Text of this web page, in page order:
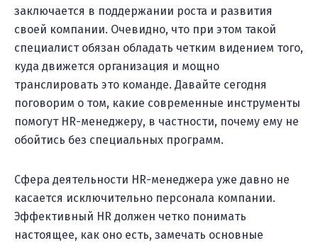
заключается в поддержании роста и развития
своей компании. Очевидно, что при этом такой
специалист обязан обладать четким видением того,
куда движется организация и мощно
транслировать это команде. Давайте сегодня
поговорим о том, какие современные инструменты
помогут HR-менеджеру, в частности, почему ему не
обойтись без специальных программ.
Сфера деятельности HR-менеджера уже давно не
касается исключительно персонала компании.
Эффективный HR должен четко понимать
настоящее, как оно есть, замечать основные